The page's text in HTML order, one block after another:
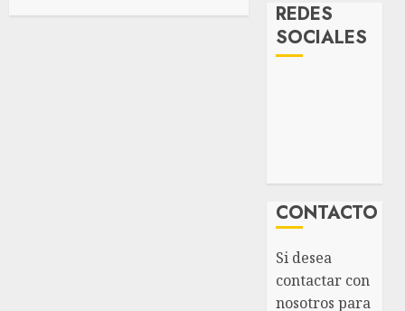
REDES
SOCIALES
CONTACTO
Si desea
contactar con
nosotros para
¿Quieres permanecer informado/a de todas las
noticias al momento y en tu móvil?